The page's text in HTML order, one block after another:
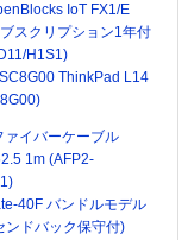
IoT FX1/E
スクリプション1年付
H1S1)
ThinkPad L14
ァイバーケーブル
1m (AFP2-
40F バンドルモデル
ンドバック保守付)